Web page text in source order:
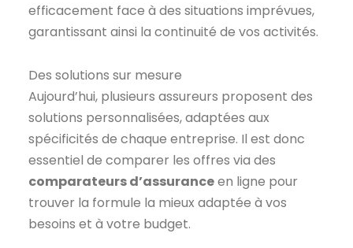
efficacement face à des situations imprévues,
garantissant ainsi la continuité de vos activités.
Des solutions sur mesure
Aujourd’hui, plusieurs assureurs proposent des
solutions personnalisées, adaptées aux
spécificités de chaque entreprise. Il est donc
essentiel de comparer les offres via des
comparateurs d’assuranceen ligne pour
trouver la formule la mieux adaptée à vos
besoins et à votre budget.